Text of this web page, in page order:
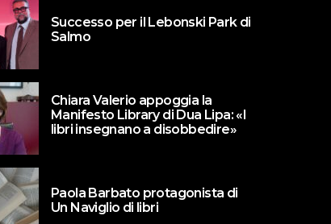
Successo per il Lebonski Park di
Salmo
Chiara Valerio appoggia la
Manifesto Library di Dua Lipa: «I
libri insegnano a disobbedire»
Paola Barbato protagonista di
Un Naviglio di libri